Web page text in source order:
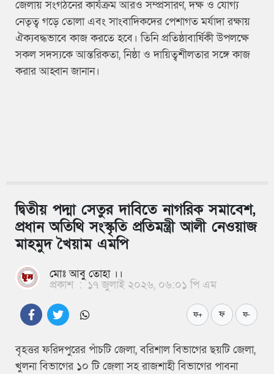
জেলায় সংগঠনের কার্যক্রম আরও সম্প্রসারণ, দক্ষ ও যোগ্য
নেতৃত্ব গড়ে তোলা এবং সাংবাদিকদের পেশাগত মর্যাদা রক্ষায়
ঐক্যবদ্ধভাবে কাজ করতে হবে। তিনি প্রতিষ্ঠাবার্ষিকী উপলক্ষে
সকল সদস্যকে আন্তরিকতা, নিষ্ঠা ও দায়িত্বশীলতার সঙ্গে কাজ
করার আহ্বান জানান।
দ্বিতীয় পদ্মা সেতুর দাবিতে নাগরিক সমাবেশ,
প্রধান অতিথি সংস্কৃতি প্রতিমন্ত্রী আলী নেওয়াজ
মাহমুদ খৈয়াম এমপি
মোঃ আবু তোহা ।।
প্রকাশ : ১৭ জুলাই ২০২৬, ০৬:০১ পি এম
ফ+ ফ ফ-
বৃহত্তর ফরিদপুরের পাঁচটি জেলা, বরিশাল বিভাগের ছয়টি জেলা,
খুলনা বিভাগের ১০ টি জেলা সহ রাজশাহী বিভাগের পাবনা